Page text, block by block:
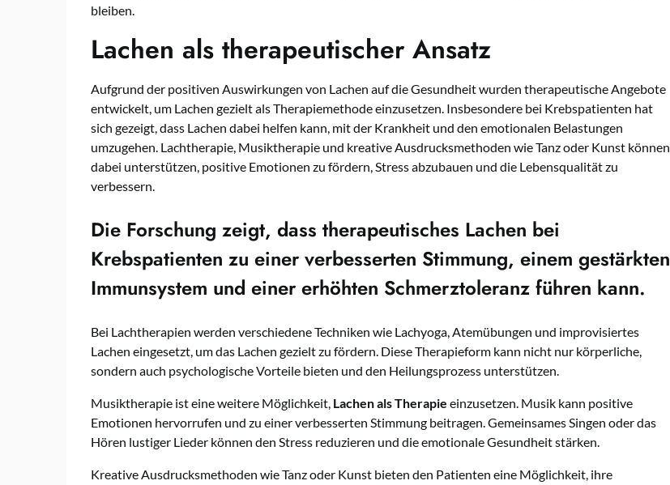
bleiben.
Lachen als therapeutischer Ansatz
Aufgrund der positiven Auswirkungen von Lachen auf die Gesundheit wurden therapeutische Angebote
entwickelt, um Lachen gezielt als Therapiemethode einzusetzen. Insbesondere bei Krebspatienten hat
sich gezeigt, dass Lachen dabei helfen kann, mit der Krankheit und den emotionalen Belastungen
umzugehen. Lachtherapie, Musiktherapie und kreative Ausdrucksmethoden wie Tanz oder Kunst können
dabei unterstützen, positive Emotionen zu fördern, Stress abzubauen und die Lebensqualität zu
verbessern.
Die Forschung zeigt, dass therapeutisches Lachen bei
Krebspatienten zu einer verbesserten Stimmung, einem gestärkten
Immunsystem und einer erhöhten Schmerztoleranz führen kann.
Bei Lachtherapien werden verschiedene Techniken wie Lachyoga, Atemübungen und improvisiertes
Lachen eingesetzt, um das Lachen gezielt zu fördern. Diese Therapieform kann nicht nur körperliche,
sondern auch psychologische Vorteile bieten und den Heilungsprozess unterstützen.
Musiktherapie ist eine weitere Möglichkeit, Lachen als Therapie einzusetzen. Musik kann positive
Emotionen hervorrufen und zu einer verbesserten Stimmung beitragen. Gemeinsames Singen oder das
Hören lustiger Lieder können den Stress reduzieren und die emotionale Gesundheit stärken.
Kreative Ausdrucksmethoden wie Tanz oder Kunst bieten den Patienten eine Möglichkeit, ihre